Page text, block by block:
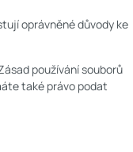
oprávněné důvody ke
používání souborů
také právo podat